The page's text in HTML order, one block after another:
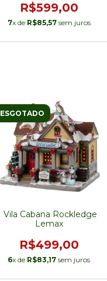
R$599,00
7x de R$85,57sem juros
ESGOTADO
Vila Cabana Rockledge
Lemax
R$499,00
6x de R$83,17 sem juros